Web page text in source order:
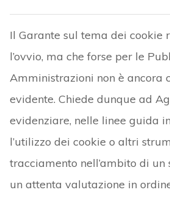
Il Garante sul tema dei cookie
l’ovvio, ma che forse per le
Amministrazioni non è ancora
evidente. Chiede dunque ad
evidenziare, nelle linee guida
l’utilizzo dei cookie o altri
tracciamento nell’ambito di
un attenta valutazione in